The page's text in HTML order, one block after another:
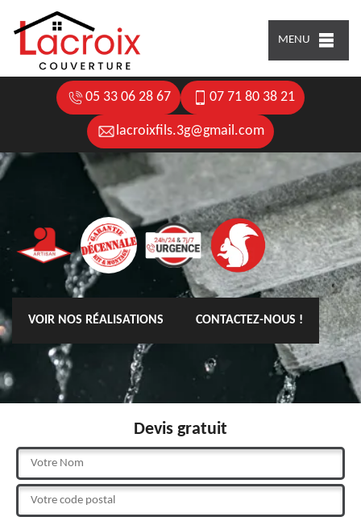
MENU
05 33 06 28 67 07 71 80 38 21
lacroixfils.3g@gmail.com
VOIR NOS RÉALISATIONS CONTACTEZ-NOUS !
Devis gratuit